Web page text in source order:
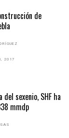
de
2017
del sexenio, SHF ha
mmdp